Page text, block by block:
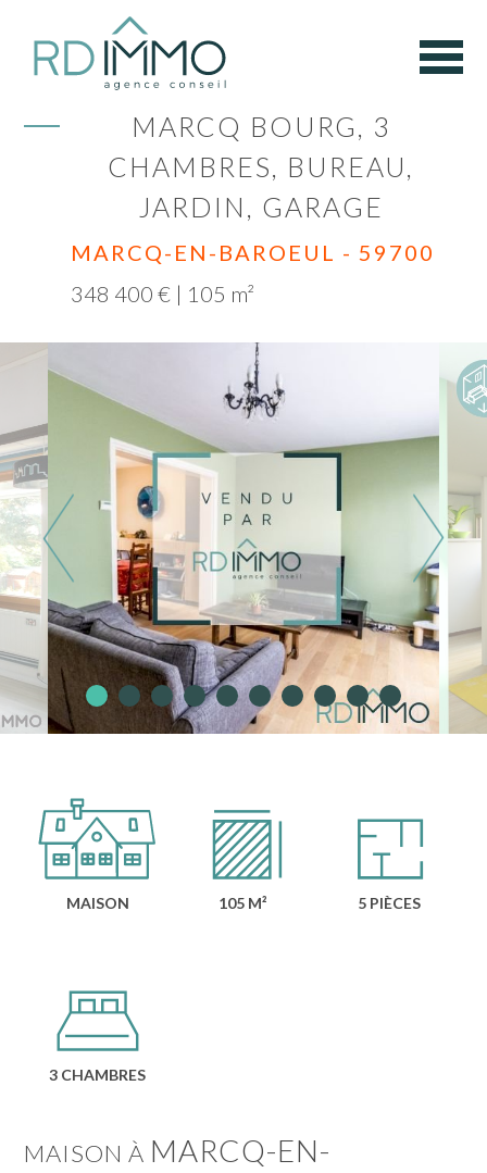
MARCQ BOURG, 3
CHAMBRES, BUREAU,
JARDIN, GARAGE
MARCQ-EN-BAROEUL - 59700
348 400 € | 105 m²
MAISON 105 M² 5 PIÈCES
3 CHAMBRES
MAISON À MARCQ-EN-